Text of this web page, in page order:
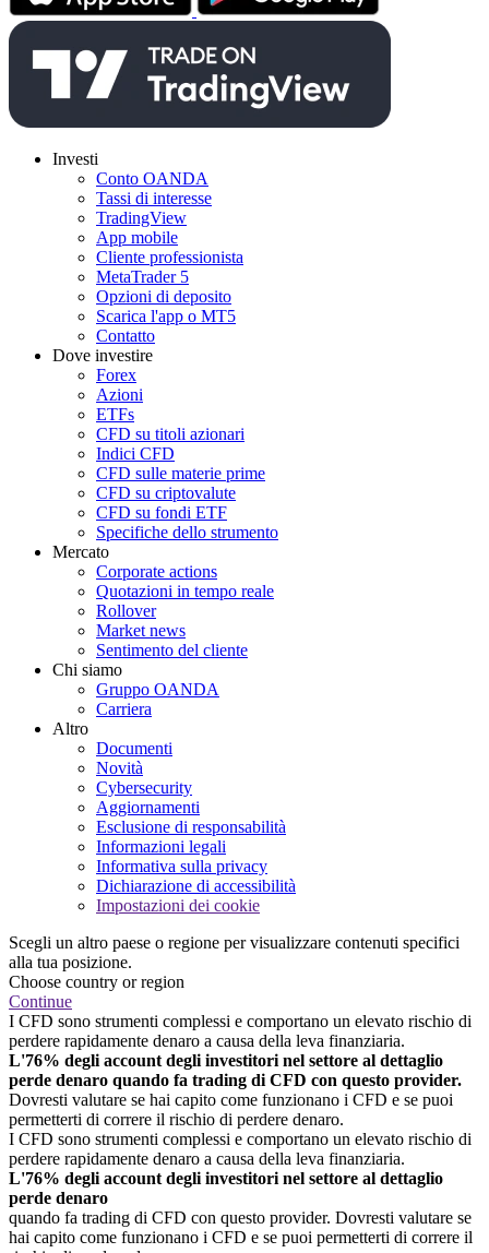
Investi
Conto OANDA
Tassi di interesse
TradingView
App mobile
Cliente professionista
MetaTrader 5
Opzioni di deposito
Scarica l'app o MT5
Contatto
Dove investire
Forex
Azioni
ETFs
CFD su titoli azionari
Indici CFD
CFD sulle materie prime
CFD su criptovalute
CFD su fondi ETF
Specifiche dello strumento
Mercato
Corporate actions
Quotazioni in tempo reale
Rollover
Market news
Sentimento del cliente
Chi siamo
Gruppo OANDA
Carriera
Altro
Documenti
Novità
Cybersecurity
Aggiornamenti
Esclusione di responsabilità
Informazioni legali
Informativa sulla privacy
Dichiarazione di accessibilità
Impostazioni dei cookie
Scegli un altro paese o regione per visualizzare contenuti specifici
alla tua posizione.
Choose country or region
Continue
I CFD sono strumenti complessi e comportano un elevato rischio di
perdere rapidamente denaro a causa della leva finanziaria.
L'76% degli account degli investitori nel settore al dettaglio
perde denaro quando fa trading di CFD con questo provider.
Dovresti valutare se hai capito come funzionano i CFD e se puoi
permetterti di correre il rischio di perdere denaro.
I CFD sono strumenti complessi e comportano un elevato rischio di
perdere rapidamente denaro a causa della leva finanziaria.
L'76% degli account degli investitori nel settore al dettaglio
perde denaro
quando fa trading di CFD con questo provider. Dovresti valutare se
hai capito come funzionano i CFD e se puoi permetterti di correre il